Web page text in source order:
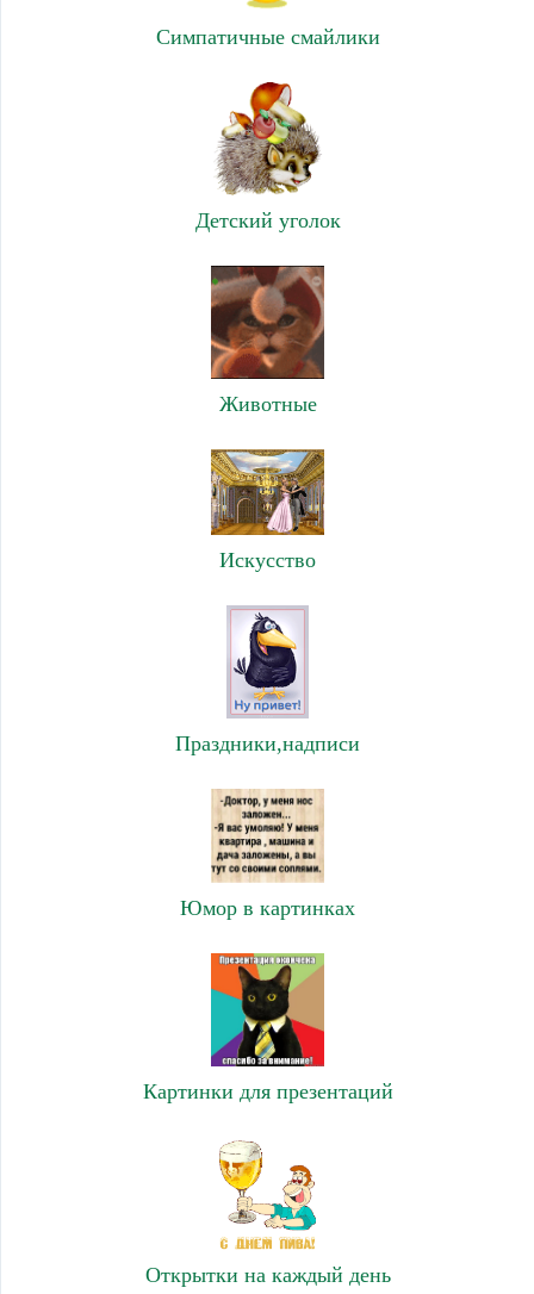
Симпатичные смайлики
Детский уголок
Животные
Искусство
Праздники,надписи
Юмор в картинках
Картинки для презентаций
Открытки на каждый день